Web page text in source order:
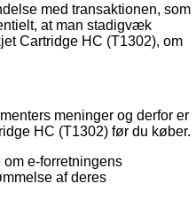
med transaktionen, som
at man stadigvæk
Cartridge HC (T1302), om
meninger og derfor er
HC (T1302) før du køber.
e-forretningens
af deres